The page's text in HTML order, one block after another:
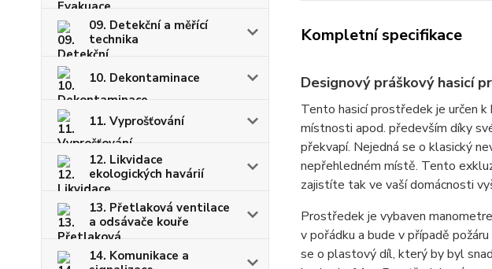
09. Detekční a měřící
technika
10. Dekontaminace
11. Vyprošťování
12. Likvidace
ekologických havárií
13. Přetlaková ventilace
a odsávače kouře
14. Komunikace a
Kompletní specifikace
Designový práškový hasicí
Tento hasicí prostředek je určen k
místnosti apod. především díky
překvapí. Nejedná se o klasický
nepřehledném místě. Tento
zajistíte tak ve vaší domácnosti
Prostředek je vybaven
v pořádku a bude v případě
se o plastový díl, který by byl